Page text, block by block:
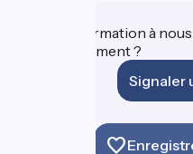
Une information à
établissement ?
Signaler